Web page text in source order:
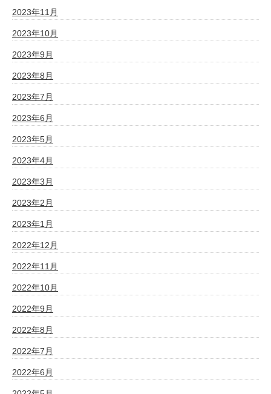
2023年11月
2023年10月
2023年9月
2023年8月
2023年7月
2023年6月
2023年5月
2023年4月
2023年3月
2023年2月
2023年1月
2022年12月
2022年11月
2022年10月
2022年9月
2022年8月
2022年7月
2022年6月